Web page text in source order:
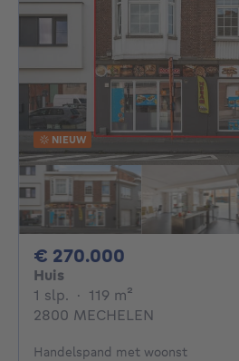
NIEUW
€ 270.000
Huis
1 slp. 1 slaapkamer
· 119 m²
2800 MECHELEN
Handelspand met woonst